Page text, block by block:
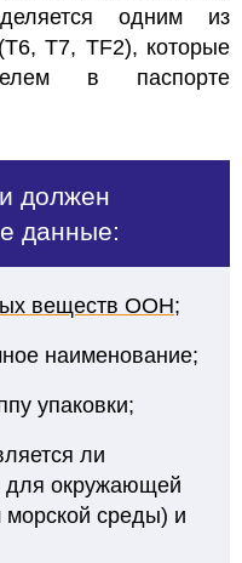
одним из
T7, TF2), которые
в паспорте
должен
данные:
веществ ООН;
наименование;
упаковки;
ли
для окружающей
морской среды) и